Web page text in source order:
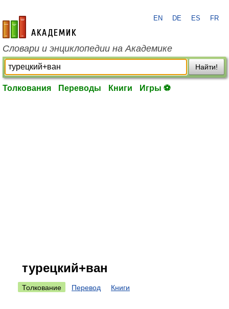
academic.ru
EN DE ES FR
Словари и энциклопедии на Академике
Найти!
Толкования Переводы Книги Игры ⚽
турецкий+ван
Толкование Перевод Книги